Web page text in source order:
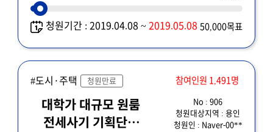
청원기간 : 2019.04.08 ~2019.05.08 50,000목표
#도시·주택 청원만료 참여인원 1,491명
대학가 대규모 원룸
전세사기 기획단을
No : 906
청원대상지역 : 용인
청원인 : Naver-00**